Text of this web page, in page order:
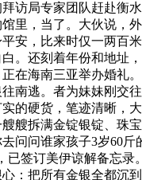
访局专家团队赶赴衡
里，当了。大伙说，
安，比来时仅一两百
。还刻着年份和地址
在海南三亚举办婚
南逃。者为妹妹刚
的硬货，笔迹清晰，
艘拆满金锭银锭、
问问谁家孩子3岁60
签订美伊谅解备忘
：把所有金银全都沉